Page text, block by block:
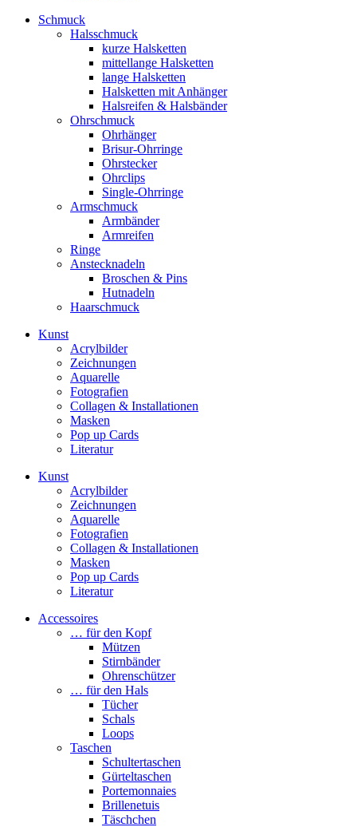
Schmuck
Halsschmuck
kurze Halsketten
mittellange Halsketten
lange Halsketten
Halsketten mit Anhänger
Halsreifen & Halsbänder
Ohrschmuck
Ohrhänger
Brisur-Ohrringe
Ohrstecker
Ohrclips
Single-Ohrringe
Armschmuck
Armbänder
Armreifen
Ringe
Anstecknadeln
Broschen & Pins
Hutnadeln
Haarschmuck
Kunst
Acrylbilder
Zeichnungen
Aquarelle
Fotografien
Collagen & Installationen
Masken
Pop up Cards
Literatur
Kunst
Acrylbilder
Zeichnungen
Aquarelle
Fotografien
Collagen & Installationen
Masken
Pop up Cards
Literatur
Accessoires
… für den Kopf
Mützen
Stirnbänder
Ohrenschützer
… für den Hals
Tücher
Schals
Loops
Taschen
Schultertaschen
Gürteltaschen
Portemonnaies
Brillenetuis
Täschchen